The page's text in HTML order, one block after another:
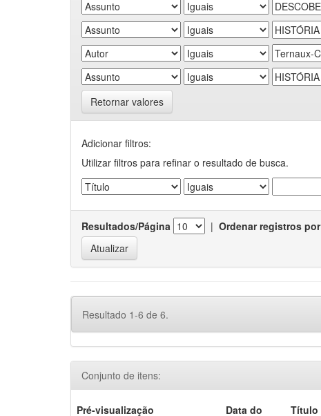
Retornar valores
Adicionar filtros:
Utilizar filtros para refinar o resultado de busca.
Resultados/Página | Ordenar registros por
Resultado 1-6 de 6.
Conjunto de itens:
Pré-visualização
Data do
Título